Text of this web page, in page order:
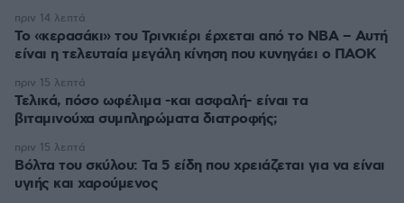
Το «κερασάκι» του Τρινκιέρι έρχεται από το NBA – Αυτή
είναι η τελευταία μεγάλη κίνηση που κυνηγάει ο ΠΑΟΚ
πριν 14 λεπτά
Τελικά, πόσο ωφέλιμα -και ασφαλή- είναι τα
βιταμινούχα συμπληρώματα διατροφής;
πριν 15 λεπτά
Βόλτα του σκύλου: Τα 5 είδη που χρειάζεται για να είναι
υγιής και χαρούμενος
πριν 15 λεπτά